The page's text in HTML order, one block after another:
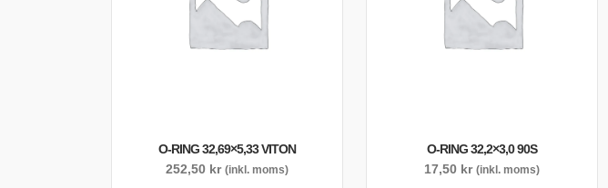
O-RING 32,69×5,33 VITON
252,50 kr (inkl. moms)
O-RING 32,2×3,0 90S
17,50 kr (inkl. moms)